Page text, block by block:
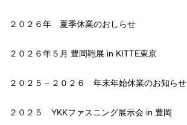
２０２６年 夏季休業のおしらせ
２０２６年５月 豊岡鞄展 in KITTE東京
２０２５－２０２６ 年末年始休業のお知らせ
２０２５ YKKファスニング展示会 in 豊岡